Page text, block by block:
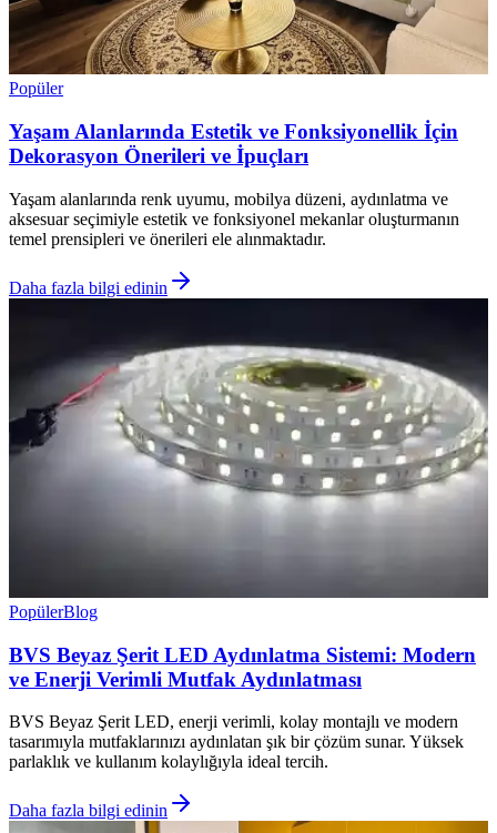
Popüler
Yaşam Alanlarında Estetik ve Fonksiyonellik İçin
Dekorasyon Önerileri ve İpuçları
Yaşam alanlarında renk uyumu, mobilya düzeni, aydınlatma ve
aksesuar seçimiyle estetik ve fonksiyonel mekanlar oluşturmanın
temel prensipleri ve önerileri ele alınmaktadır.
Daha fazla bilgi edinin
PopülerBlog
BVS Beyaz Şerit LED Aydınlatma Sistemi: Modern
ve Enerji Verimli Mutfak Aydınlatması
BVS Beyaz Şerit LED, enerji verimli, kolay montajlı ve modern
tasarımıyla mutfaklarınızı aydınlatan şık bir çözüm sunar. Yüksek
parlaklık ve kullanım kolaylığıyla ideal tercih.
Daha fazla bilgi edinin